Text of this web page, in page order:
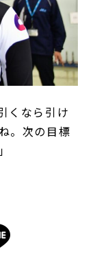
くなら引け
。次の目標